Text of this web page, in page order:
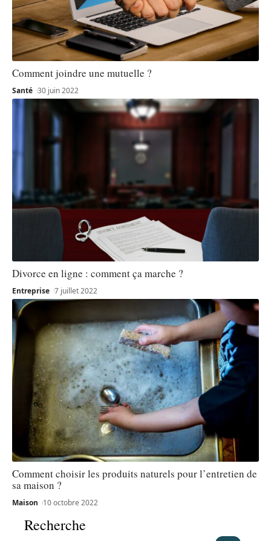
Comment joindre une mutuelle ?
Santé 30 juin 2022
Divorce en ligne : comment ça marche ?
Entreprise 7 juillet 2022
Comment choisir les produits naturels pour l’entretien de
sa maison ?
Maison 10 octobre 2022
Recherche